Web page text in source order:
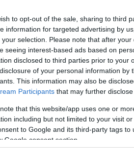
to opt-out of the sale, sharing to third
information for targeted advertising by
your selection. Please note that after
seeing interest-based ads based on
disclosed to third parties prior to your
of your personal information by
This information may also be
Participants that may further
that this website/app uses one or
including but not limited to your visit
to Google and its third-party tags
Google consent section.